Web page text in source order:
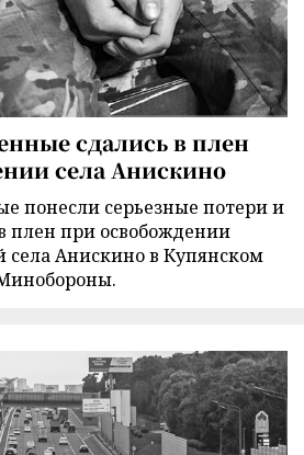
сдались в плен
села Анискино
понесли серьезные потери и
плен при освобождении
села Анискино в Купянском